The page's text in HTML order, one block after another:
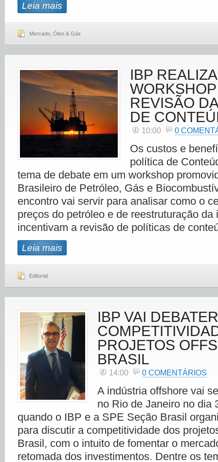
Leia mais
Mercado Óleo & Gás
IBP
REVISÃO
DE
10:00 0
Os custos e
política de
tema de debate em um workshop
Brasileiro de Petróleo, Gás e
encontro vai servir para analisar como o
preços do petróleo e de reestruturação da
incentivam a revisão de políticas de
Leia mais
Editorial
IBP VAI
PROJETOS
BRASIL
14:00 0 COMENTÁRIOS
A indústria offshore vai
no Rio de Janeiro no dia
quando o IBP e a SPE Seção Brasil
para discutir a competitividade dos
Brasil, com o intuito de fomentar o
retomada dos investimentos. Dentre os